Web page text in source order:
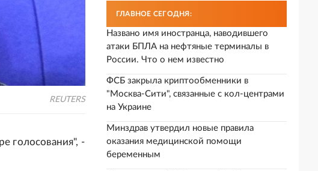
REUTERS
голосования", -
ГЛАВНОЕ СЕГОДНЯ:
Названо имя иностранца, наводившего
атаки БПЛА на нефтяные терминалы в
России. Что о нем известно
ФСБ закрыла криптообменники в
"Москва-Сити", связанные с кол-центрами
на Украине
Минздрав утвердил новые правила
оказания медицинской помощи
беременным